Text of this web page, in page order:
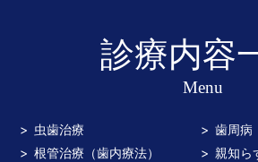
診療内容
Menu
虫歯治療
歯周病
根管治療（歯内療法）
親知ら